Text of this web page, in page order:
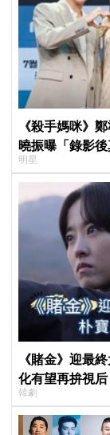
《殺手媽咪》
曉振曝「錄影
明星
《賭金》迎最
化有望再拚視后
韓劇